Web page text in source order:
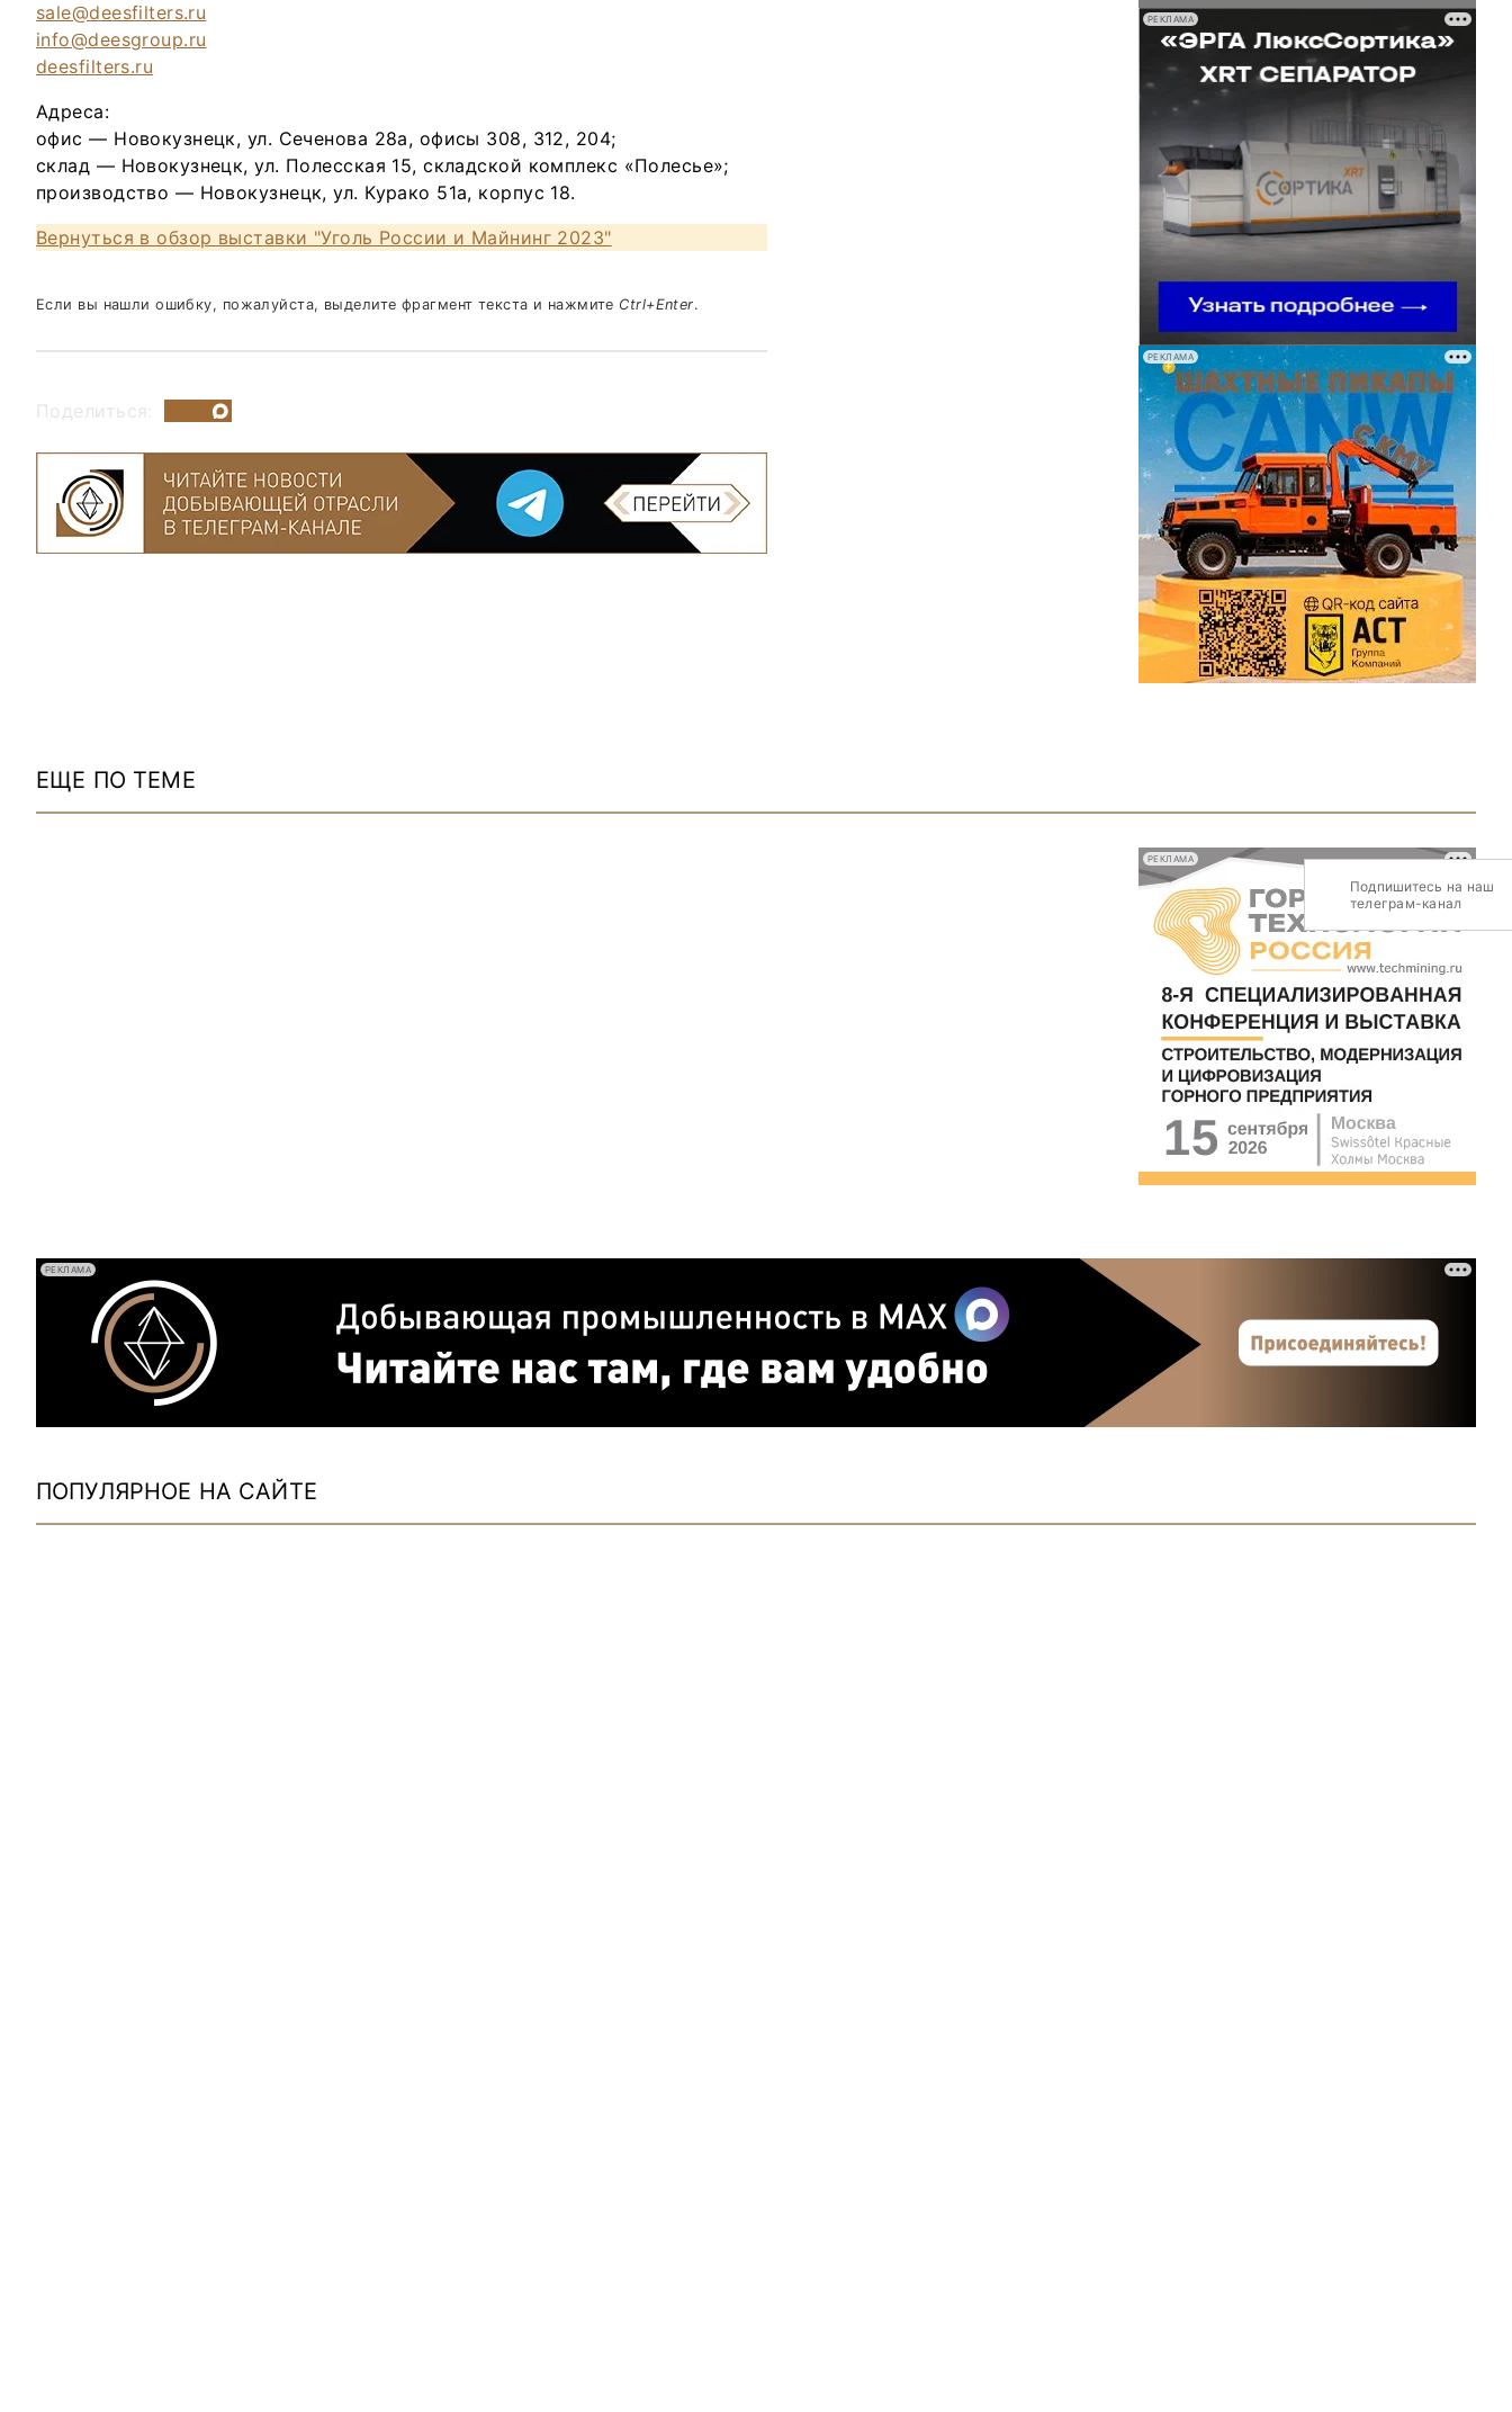
sale@deesfilters.ru
info@deesgroup.ru
deesfilters.ru
Адреса:
офис — Новокузнецк, ул. Сеченова 28а, офисы 308, 312, 204;
склад — Новокузнецк, ул. Полесская 15, складской комплекс «Полесье»;
производство — Новокузнецк, ул. Курако 51а, корпус 18.
Вернуться в обзор выставки "Уголь России и Майнинг 2023"
Если вы нашли ошибку, пожалуйста, выделите фрагмент текста и нажмите Ctrl+Enter.
Поделиться:
РЕКЛАМА
РЕКЛАМА
ЕЩЕ ПО ТЕМЕ
РЕКЛАМА
РЕКЛАМА
ПОПУЛЯРНОЕ НА САЙТЕ
Подпишитесь на наш
телеграм-канал